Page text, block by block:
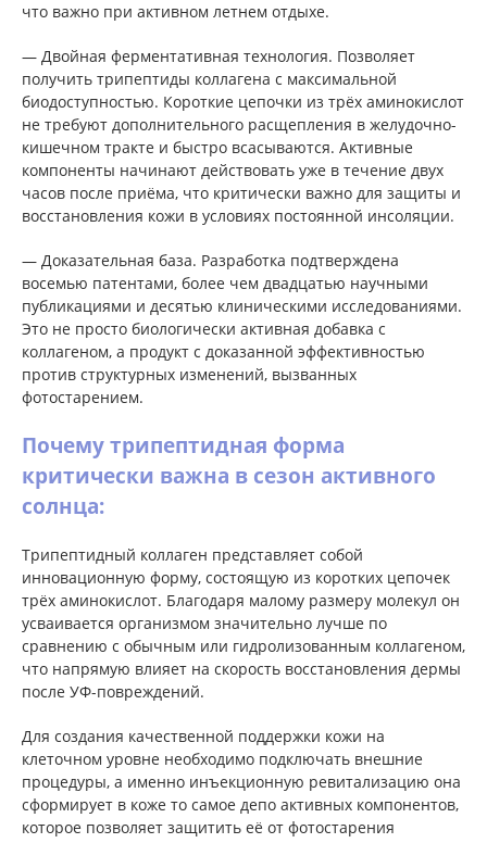
что важно при активном летнем отдыхе.
— Двойная ферментативная технология. Позволяет
получить трипептиды коллагена с максимальной
биодоступностью. Короткие цепочки из трёх аминокислот
не требуют дополнительного расщепления в желудочно-
кишечном тракте и быстро всасываются. Активные
компоненты начинают действовать уже в течение двух
часов после приёма, что критически важно для защиты и
восстановления кожи в условиях постоянной инсоляции.
— Доказательная база. Разработка подтверждена
восемью патентами, более чем двадцатью научными
публикациями и десятью клиническими исследованиями.
Это не просто биологически активная добавка с
коллагеном, а продукт с доказанной эффективностью
против структурных изменений, вызванных
фотостарением.
Почему трипептидная форма
критически важна в сезон активного
солнца:
Трипептидный коллаген представляет собой
инновационную форму, состоящую из коротких цепочек
трёх аминокислот. Благодаря малому размеру молекул он
усваивается организмом значительно лучше по
сравнению с обычным или гидролизованным коллагеном,
что напрямую влияет на скорость восстановления дермы
после УФ-повреждений.
Для создания качественной поддержки кожи на
клеточном уровне необходимо подключать внешние
процедуры, а именно инъекционную ревитализацию она
сформирует в коже то самое депо активных компонентов,
которое позволяет защитить её от фотостарения